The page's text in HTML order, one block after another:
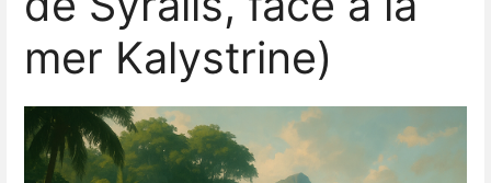
mer Kalystrine)